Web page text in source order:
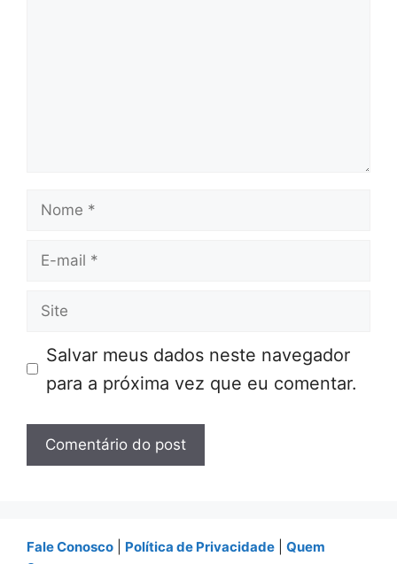
Nome
E-
Site
Salvar meus dados neste navegador
para a próxima vez que eu comentar.
Fale Conosco Política de Privacidade
Quem